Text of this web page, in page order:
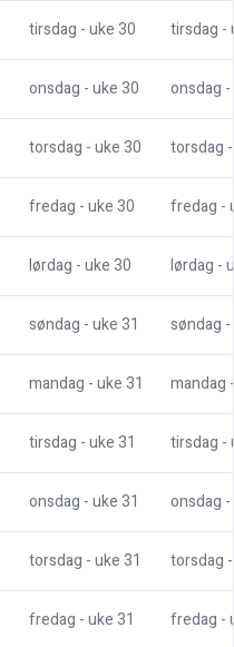
tirsdag - uke30 tirsdag -
onsdag - uke30 onsdag
torsdag - uke30 torsdag
fredag - uke30 fredag -
lørdag - uke30 lørdag -
søndag - uke31 søndag
mandag - uke31 mandag
tirsdag - uke31 tirsdag -
onsdag - uke31 onsdag
torsdag - uke31 torsdag
fredag - uke31 fredag -